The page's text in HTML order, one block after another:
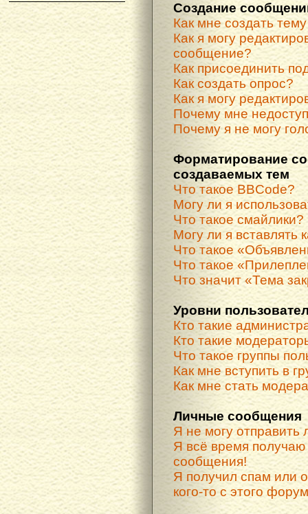
Создание
Как мне создать
Как я могу
сообщение?
Как присоединить
Как создать опрос?
Как я могу
Почему мне
Почему я не могу
Форматирование
создаваемых тем
Что такое BBCode?
Могу ли я
Что такое смайлики?
Могу ли я вставлять
Что такое
Что такое
Что значит «Тема
Уровни
Кто такие
Кто такие
Что такое группы
Как мне вступить в
Как мне стать
Личные сообщения
Я не могу
Я всё время
сообщения!
Я получил спам или
кого-то с этого